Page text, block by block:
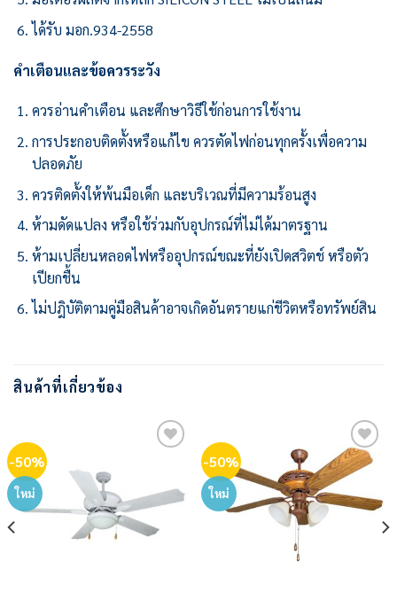
ได้รับ มอก.934-2558
คำเตือนและข้อควรระวัง
ควรอ่านคำเตือน และศึกษาวิธีใช้ก่อนการใช้งาน
การประกอบติดตั้งหรือแก้ไข ควรตัดไฟก่อนทุกครั้งเพื่อความ
ปลอดภัย
ควรติดตั้งให้พ้นมือเด็ก และบริเวณที่มีความร้อนสูง
ห้ามดัดแปลง หรือใช้ร่วมกับอุปกรณ์ที่ไม่ได้มาตรฐาน
ห้ามเปลี่ยนหลอดไฟหรืออุปกรณ์ขณะที่ยังเปิดสวิตช์ หรือตัว
เปียกชื้น
ไม่ปฎิบัติตามคู่มือสินค้าอาจเกิดอันตรายแก่ชีวิตหรือทรัพย์สิน
สินค้าที่เกี่ยวข้อง
-50%
ใหม่
-50%
ใหม่
Add to
wishlist